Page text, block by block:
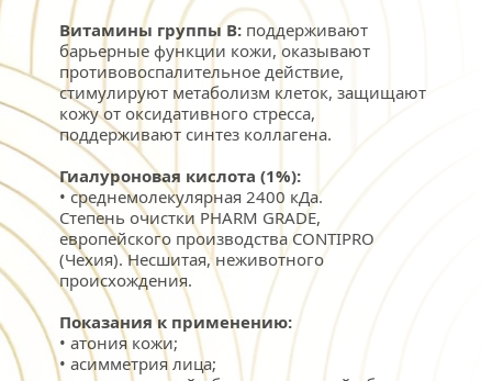
Витамины группы В: поддерживают
барьерные функции кожи, оказывают
противовоспалительное действие,
стимулируют метаболизм клеток, защищают
кожу от оксидативного стресса,
поддерживают синтез коллагена.
Гиалуроновая кислота (1%):
• среднемолекулярная 2400 кДа.
Степень очистки PHARM GRADE,
европейского производства CONTIPRO
(Чехия). Несшитая, неживотного
происхождения.
Показания к применению:
• атония кожи;
• асимметрия лица;